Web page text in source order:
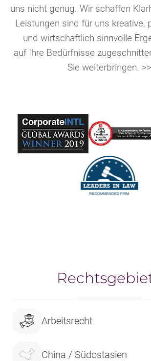
uns nicht genug. Wir schaffen
Leistungen sind für uns kreative,
und wirtschaftlich sinnvolle
auf Ihre Bedürfnisse
Sie weiterbringen. >>
Arbeitsrecht
China / Südostasien